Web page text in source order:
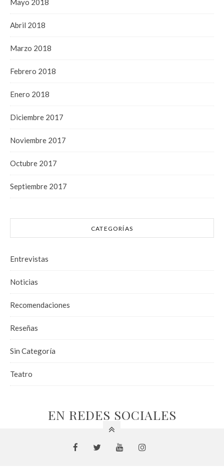
Mayo 2018
Abril 2018
Marzo 2018
Febrero 2018
Enero 2018
Diciembre 2017
Noviembre 2017
Octubre 2017
Septiembre 2017
CATEGORÍAS
Entrevistas
Noticias
Recomendaciones
Reseñas
Sin Categoría
Teatro
EN REDES SOCIALES